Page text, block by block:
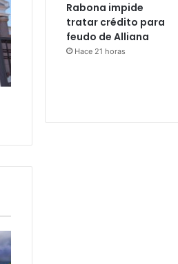
Rabona impide
tratar crédito para
feudo de Alliana
Hace 21 horas